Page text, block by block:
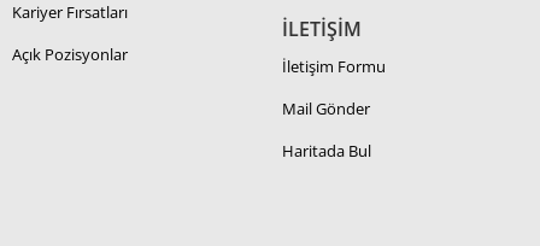
Kariyer Fırsatları
Açık Pozisyonlar
İLETİŞİM
İletişim Formu
Mail Gönder
Haritada Bul